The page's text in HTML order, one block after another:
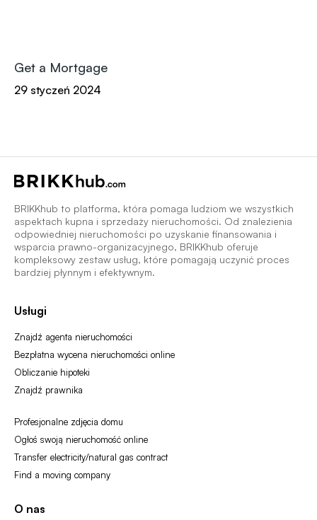
Get a Mortgage
29 styczeń 2024
BRIKKhub to platforma, która pomaga ludziom we wszystkich
aspektach kupna i sprzedaży nieruchomości. Od znalezienia
odpowiedniej nieruchomości po uzyskanie finansowania i
wsparcia prawno-organizacyjnego, BRIKKhub oferuje
kompleksowy zestaw usług, które pomagają uczynić proces
bardziej płynnym i efektywnym.
Usługi
Znajdź agenta nieruchomości
Bezpłatna wycena nieruchomości online
Obliczanie hipoteki
Znajdź prawnika
Profesjonalne zdjęcia domu
Ogłoś swoją nieruchomość online
Transfer electricity/natural gas contract
Find a moving company
O nas